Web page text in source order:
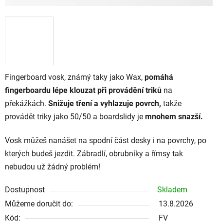
Fingerboard vosk, známý taky jako Wax, pomáhá
fingerboardu lépe klouzat při provádění triků na
překážkách. Snižuje tření a vyhlazuje povrch, takže
provádět triky jako 50/50 a boardslidy je mnohem snazší.
Vosk můžeš nanášet na spodní část desky i na povrchy, po
kterých budeš jezdit. Zábradlí, obrubníky a římsy tak
nebudou už žádný problém!
Dostupnost
Skladem
Můžeme doručit do:
13.8.2026
Kód:
FV